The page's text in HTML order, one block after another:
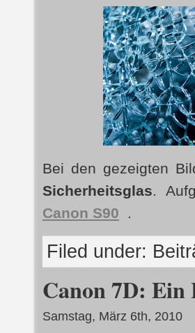
Bei den gezeigten
Sicherheitsglas.
Canon S90
.
Filed under:
Canon 7D:
Samstag, März 6th, 2010